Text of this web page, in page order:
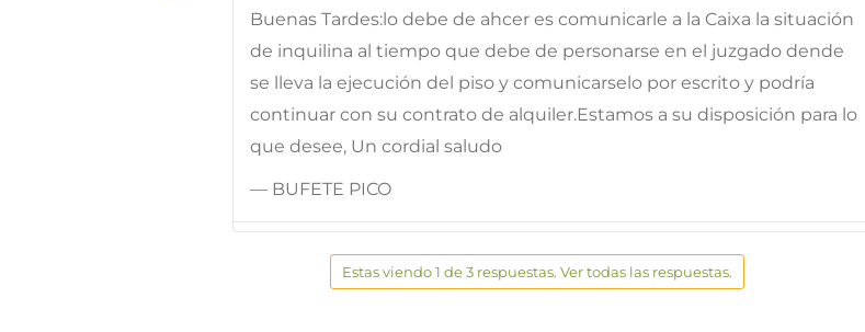
Buenas Tardes:lo debe de ahcer es comunicarle a la Caixa la situación
de inquilina al tiempo que debe de personarse en el juzgado dende
se lleva la ejecución del piso y comunicarselo por escrito y podría
continuar con su contrato de alquiler.Estamos a su disposición para lo
que desee, Un cordial saludo
— BUFETE PICO
Estas viendo 1 de 3 respuestas. Ver todas las respuestas.